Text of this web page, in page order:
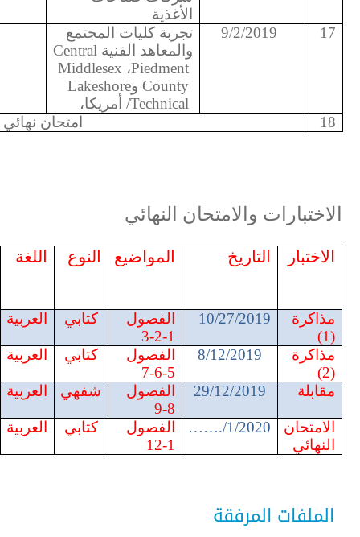
الأغذية
17
9/2/2019
تجربة كليات المجتمع
والمعاهد الفنيةCentral
Piedment، Middlesex
County وLakeshore
Technical/ أمريكا،
18
امتحان نهائي
الاختبارات والامتحان النهائي
الاختبار التاريخ المواضيع النوع اللغة
مذاكرة
(1)
27/2019
/
10
الفصول
1-2-3
كتابي العربية
مذاكرة
(2)
8/12/2019
الفصول
5-6-7
كتابي العربية
مقابلة 29/12/2019
الفصول
8-9
شفهي العربية
الامتحان
النهائي
……./1/2020
الفصول
1-12
كتابي العربية
الملفات المرفقة